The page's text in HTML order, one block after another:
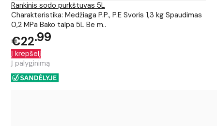
Rankinis sodo purkštuvas 5L
Charakteristika: Medžiaga P.P., P.E Svoris 1,3 kg Spaudimas
0,2 MPa Bako talpa 5L Be m..
€22 99
Į krepšelį
Į palyginimą